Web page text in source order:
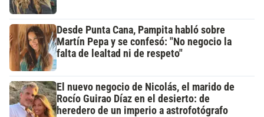
Desde Punta Cana, Pampita habló sobre
Martín Pepa y se confesó: "No negocio la
falta de lealtad ni de respeto"
El nuevo negocio de Nicolás, el marido de
Rocío Guirao Díaz en el desierto: de
heredero de un imperio a astrofotógrafo